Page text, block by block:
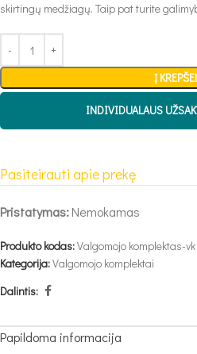
skirtingų medžiagų. Taip pat turite
Į
INDIVIDUALAUS
Pasiteirauti apie prekę
Pristatymas:Nemokamas
Produkto kodas:Valgomojo komplektas-vk
Kategorija:Valgomojo komplektai
Dalintis:
Papildoma informacija